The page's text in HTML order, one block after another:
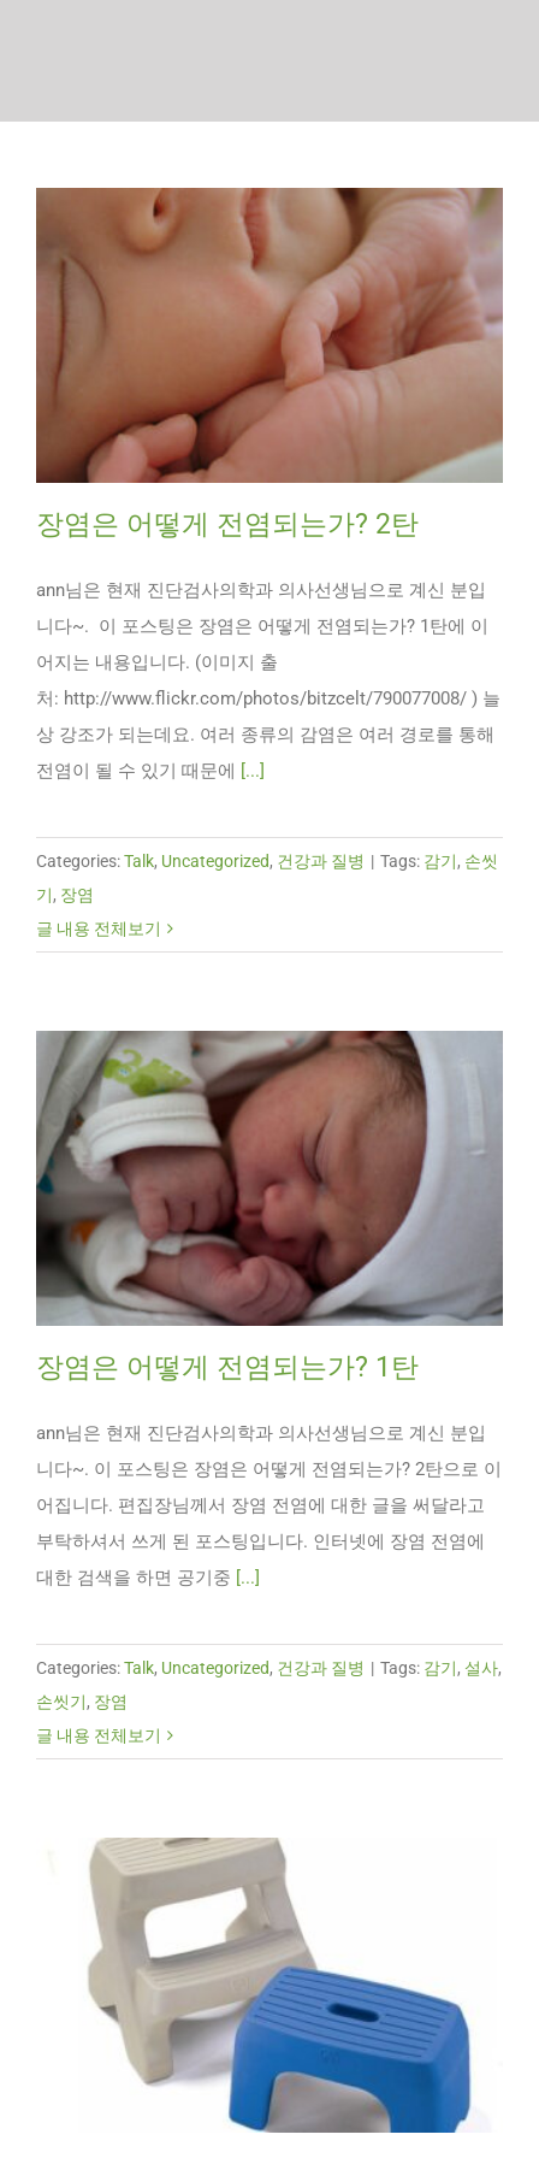
장염은 어떻게 전염되는가? 2탄
ann님은 현재 진단검사의학과 의사선생님으로 계신 분입
니다~. 이 포스팅은 장염은 어떻게 전염되는가? 1탄에 이
어지는 내용입니다. (이미지 출
처: http://www.flickr.com/photos/bitzcelt/790077008/ ) 늘
상 강조가 되는데요. 여러 종류의 감염은 여러 경로를 통해
전염이 될 수 있기 때문에 [...]
Categories:Talk, Uncategorized, 건강과 질병 | Tags: 감기, 손씻
기, 장염
글 내용 전체보기
장염은 어떻게 전염되는가? 1탄
ann님은 현재 진단검사의학과 의사선생님으로 계신 분입
니다~. 이 포스팅은 장염은 어떻게 전염되는가? 2탄으로 이
어집니다. 편집장님께서 장염 전염에 대한 글을 써달라고
부탁하셔서 쓰게 된 포스팅입니다. 인터넷에 장염 전염에
대한 검색을 하면 공기중 [...]
Categories:Talk, Uncategorized, 건강과 질병 | Tags: 감기, 설사,
손씻기, 장염
글 내용 전체보기